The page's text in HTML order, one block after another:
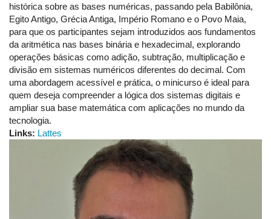
histórica sobre as bases numéricas, passando pela Babilônia,
Egito Antigo, Grécia Antiga, Império Romano e o Povo Maia,
para que os participantes sejam introduzidos aos fundamentos
da aritmética nas bases binária e hexadecimal, explorando
operações básicas como adição, subtração, multiplicação e
divisão em sistemas numéricos diferentes do decimal. Com
uma abordagem acessível e prática, o minicurso é ideal para
quem deseja compreender a lógica dos sistemas digitais e
ampliar sua base matemática com aplicações no mundo da
tecnologia.
Links: Lattes